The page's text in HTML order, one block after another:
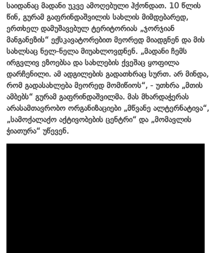
საიდანაც მადანი უკვე ამოღებული ჰქონდათ. 10 წლის
წინ, გურამ გაფრინდაშვილის სახლის მიმდებარედ,
ერთხელ დამუშავებულ ტერიტორიას „ჯორჯიან
მანგანეზის“ ექსკავატორებით მეორედ მიადგნენ და მის
სახლსაც ნელ-ნელა მიუახლოვდნენ. „მადანი ჩემს
ირგვლივ ეზოებსა და სახლების ქვეშაც ყოფილა
დარჩენილი. ამ ადგილების გადათხრაც სურთ. არ მინდა,
რომ გადასახლება მეორედ მომიწიოს“, - უთხრა „მთის
ამბებს“ გურამ გაფრინდაშვილმა. მას მხარდაჭერას
არასამთავრობო ორგანიზაციები „მწვანე ალტერნატივა“,
„სამოქალაქო აქტივობების ცენტრი“ და „მომავლის
ჭიათურა“ უწევენ.